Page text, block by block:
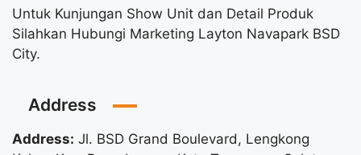
Untuk Kunjungan Show Unit dan Detail Produk
Silahkan Hubungi Marketing Layton Navapark BSD
City.
Address
Address: Jl. BSD Grand Boulevard, Lengkong